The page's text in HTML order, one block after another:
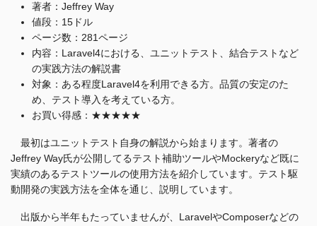
著者：Jeffrey Way
値段：15ドル
ページ数：281ページ
内容：Laravel4における、ユニットテスト、結合テストなど
の実践方法の解説書
対象：ある程度Laravel4を利用できる方。品質の安定のた
め、テスト導入を考えている方。
お買い得感：★★★★★
最初はユニットテスト自身の解説から始まります。著者の
Jeffrey Way氏が公開してるテスト補助ツールやMockeryなど既に
実績のあるテストツールの使用方法を紹介しています。テスト駆
動開発の実践方法を全体を通じ、説明しています。
出版から半年もたっていませんが、LaravelやComposerなどの